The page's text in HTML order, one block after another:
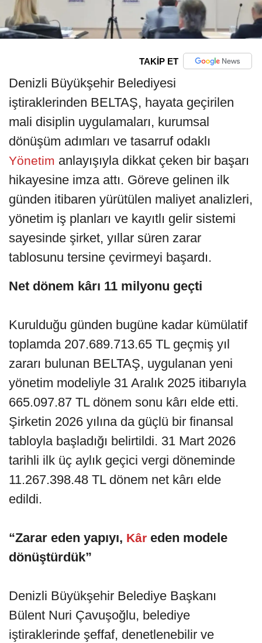
TAKİP ET
Denizli Büyükşehir Belediyesi
iştiraklerinden BELTAŞ, hayata geçirilen
mali disiplin uygulamaları, kurumsal
dönüşüm adımları ve tasarruf odaklı
Yönetim anlayışıyla dikkat çeken bir başarı
hikayesine imza attı. Göreve gelinen ilk
günden itibaren yürütülen maliyet analizleri,
yönetim iş planları ve kayıtlı gelir sistemi
sayesinde şirket, yıllar süren zarar
tablosunu tersine çevirmeyi başardı.
Net dönem kârı 11 milyonu geçti
Kurulduğu günden bugüne kadar kümülatif
toplamda 207.689.713.65 TL geçmiş yıl
zararı bulunan BELTAŞ, uygulanan yeni
yönetim modeliyle 31 Aralık 2025 itibarıyla
665.097.87 TL dönem sonu kârı elde etti.
Şirketin 2026 yılına da güçlü bir finansal
tabloyla başladığı belirtildi. 31 Mart 2026
tarihli ilk üç aylık geçici vergi döneminde
11.267.398.48 TL dönem net kârı elde
edildi.
“Zarar eden yapıyı, Kâr eden modele
dönüştürdük”
Denizli Büyükşehir Belediye Başkanı
Bülent Nuri Çavuşoğlu, belediye
iştiraklerinde şeffaf, denetlenebilir ve